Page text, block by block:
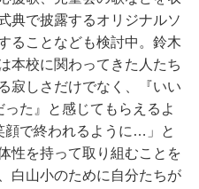
典で披露するオリジナルソ
ることなども検討中。鈴木
本校に関わってきた人たち
寂しさだけでなく、『いい
た』と感じてもらえるよ
顔で終われるように…」と
性を持って取り組むことを
白山小のために自分たちが